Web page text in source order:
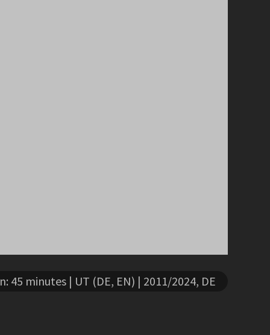
45 minutes | UT (DE, EN) | 2011/2024, DE